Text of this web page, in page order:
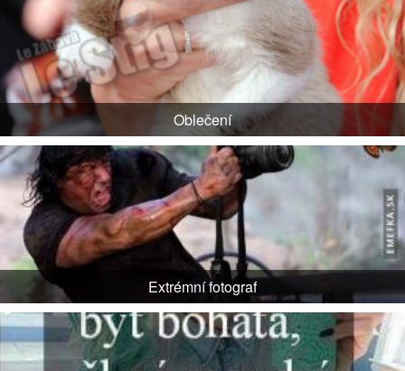
Oblečení
Extrémní fotograf